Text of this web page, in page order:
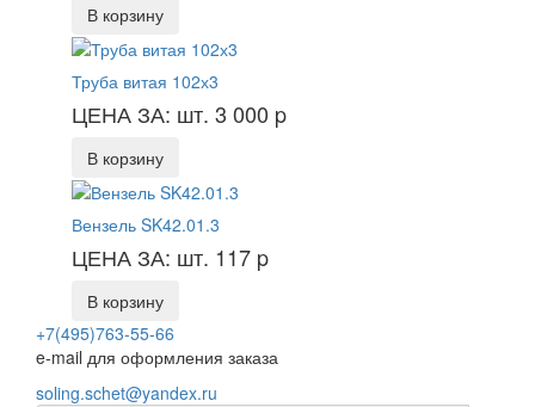
В корзину
Труба витая 102х3
ЦЕНА ЗА: шт. 3 000 p
В корзину
Вензель SK42.01.3
ЦЕНА ЗА: шт. 117 p
В корзину
+7(495)763-55-66
e-mail для оформления заказа
soling.schet@yandex.ru